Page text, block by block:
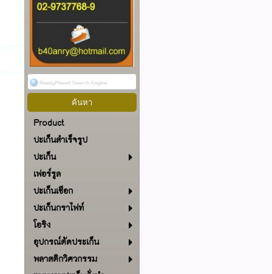
Product
ปะเก็นสำเร็จรูป
ปะเก็น
เฟอร์รูล
ปะเก็นเชือก
ปะเก็นกราไฟท์
โอริง
อุปกรณ์ตัดประเก็น
พลาสติกวิศวกรรม